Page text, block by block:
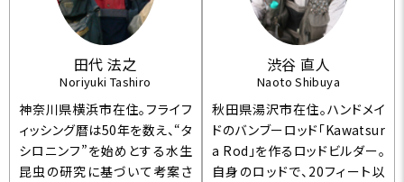
田代 法之
Noriyuki Tashiro
神奈川県横浜市在住。フライフ
ィッシング暦は50年を数え、“タ
シロニンフ”を始めとする水生
昆虫の研究に基づいて考案さ
渋谷 直人
Naoto Shibuya
秋田県湯沢市在住。ハンドメイ
ドのバンブーロッド「Kawatsur
a Rod」を作るロッドビルダー。
自身のロッドで、20フィート以